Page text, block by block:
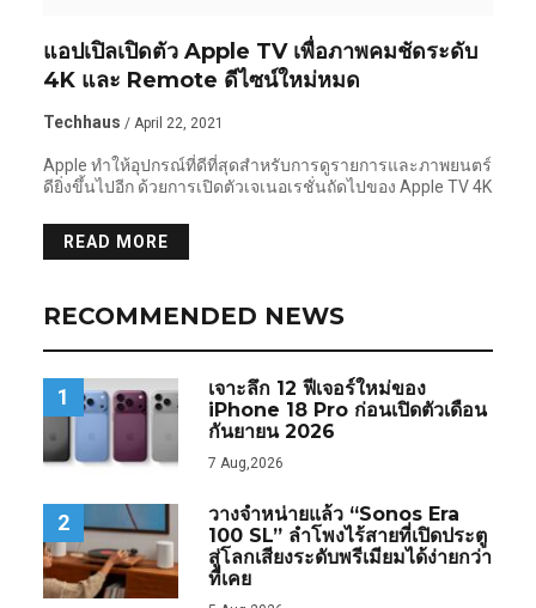
แอปเปิลเปิดตัว Apple TV เพื่อภาพคมชัดระดับ
4K และ Remote ดีไซน์ใหม่หมด
Techhaus / April 22, 2021
Apple ทำให้อุปกรณ์ที่ดีที่สุดสำหรับการดูรายการและภาพยนตร์
ดียิ่งขึ้นไปอีก ด้วยการเปิดตัวเจเนอเรชั่นถัดไปของ Apple TV 4K
READ MORE
RECOMMENDED NEWS
1
เจาะลึก 12 ฟีเจอร์ใหม่ของ
iPhone 18 Pro ก่อนเปิดตัวเดือน
กันยายน 2026
7 Aug,2026
2
วางจำหน่ายแล้ว “Sonos Era
100 SL” ลำโพงไร้สายที่เปิดประตู
สู่โลกเสียงระดับพรีเมียมได้ง่ายกว่า
ที่เคย